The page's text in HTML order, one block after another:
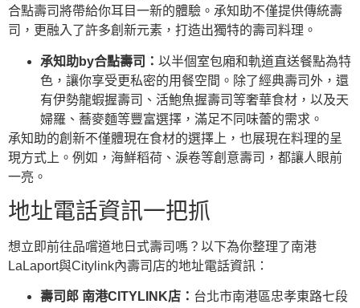
合點壽司將帶給你耳目一新的體驗。承知助不僅提供傳統壽
司，更融入了許多創新元素，打造出獨特的壽司料理。
承知助by合點壽司： 以半個室包廂和軌道直送餐點為特
色，讓你享受更私密的用餐空間。除了經典壽司外，還
有伊勢龍蝦握壽司、活鮑魚握壽司等奢華食材，以及天
婦羅、蕎麥麵等豐富選擇，滿足不同味蕾的需求。
承知助的創新不僅體現在食材的選擇上，也展現在料理的呈
現方式上。例如，海鮮稻荷、淚卷等創意壽司，都讓人眼前
一亮。
地址電話資訊一把抓
想立即前往品嚐道地日式壽司嗎？以下為你整理了南港
LaLaport與Citylink內壽司店的地址電話資訊：
壽司郎 南港CITYLINK店： 台北市南港區忠孝東路七段